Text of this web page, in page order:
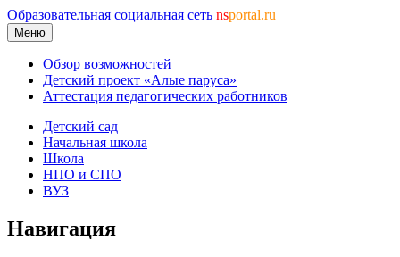
Образовательная социальная сеть nsportal.ru
Меню
Обзор возможностей
Детский проект «Алые паруса»
Аттестация педагогических работников
Детский сад
Начальная школа
Школа
НПО и СПО
ВУЗ
Навигация